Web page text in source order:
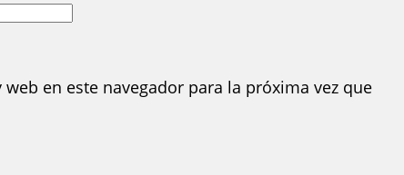
en este navegador para la próxima vez que